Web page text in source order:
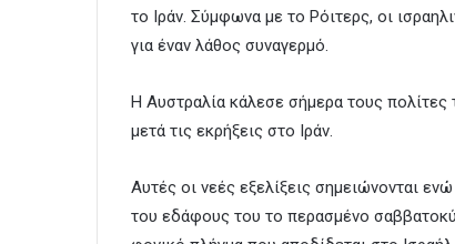
το Ιράν. Σύμφωνα με το Ρόιτερς, οι
για έναν λάθος συναγερμό.
Η Αυστραλία κάλεσε σήμερα τους πολίτες
μετά τις εκρήξεις στο Ιράν.
Αυτές οι νεές εξελίξεις σημειώνονται
του εδάφους του το περασμένο